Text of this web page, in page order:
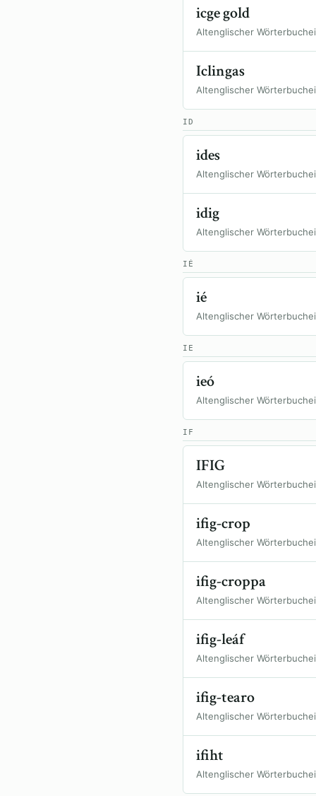
icge gold
Altenglischer
Iclingas
Altenglischer
ID
ides
Altenglischer
idig
Altenglischer
IÉ
ié
Altenglischer
IE
ieó
Altenglischer
IF
IFIG
Altenglischer
ifig-crop
Altenglischer
ifig-croppa
Altenglischer
ifig-leáf
Altenglischer
ifig-tearo
Altenglischer
ifiht
Altenglischer